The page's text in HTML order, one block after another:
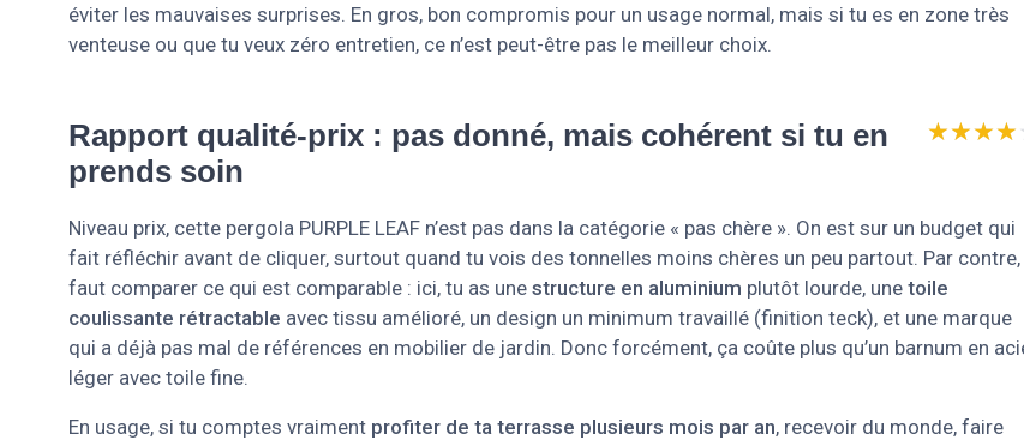
éviter les mauvaises surprises. En gros, bon compromis pour un usage normal, mais si tu es en zone très
venteuse ou que tu veux zéro entretien, ce n’est peut-être pas le meilleur choix.
Rapport qualité-prix : pas donné, mais cohérent si tu en
prends soin
Niveau prix, cette pergola PURPLE LEAF n’est pas dans la catégorie « pas chère ». On est sur un budget qui
fait réfléchir avant de cliquer, surtout quand tu vois des tonnelles moins chères un peu partout. Par contre,
faut comparer ce qui est comparable : ici, tu as une structure en aluminium plutôt lourde, une toile
coulissante rétractable avec tissu amélioré, un design un minimum travaillé (finition teck), et une marque
qui a déjà pas mal de références en mobilier de jardin. Donc forcément, ça coûte plus qu’un barnum en
léger avec toile fine.
En usage, si tu comptes vraiment profiter de ta terrasse plusieurs mois par an, recevoir du monde, faire